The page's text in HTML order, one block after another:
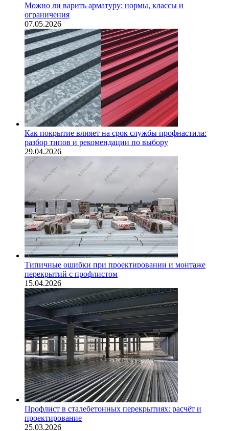
Можно ли варить арматуру: нормы, классы и
ограничения
07.05.2026
Как покрытие влияет на срок службы профнастила:
разбор типов и рекомендации по выбору
29.04.2026
Типичные ошибки при проектировании и монтаже
перекрытий с профлистом
15.04.2026
Профлист в сталебетонных перекрытиях: расчёт и
проектирование
25.03.2026